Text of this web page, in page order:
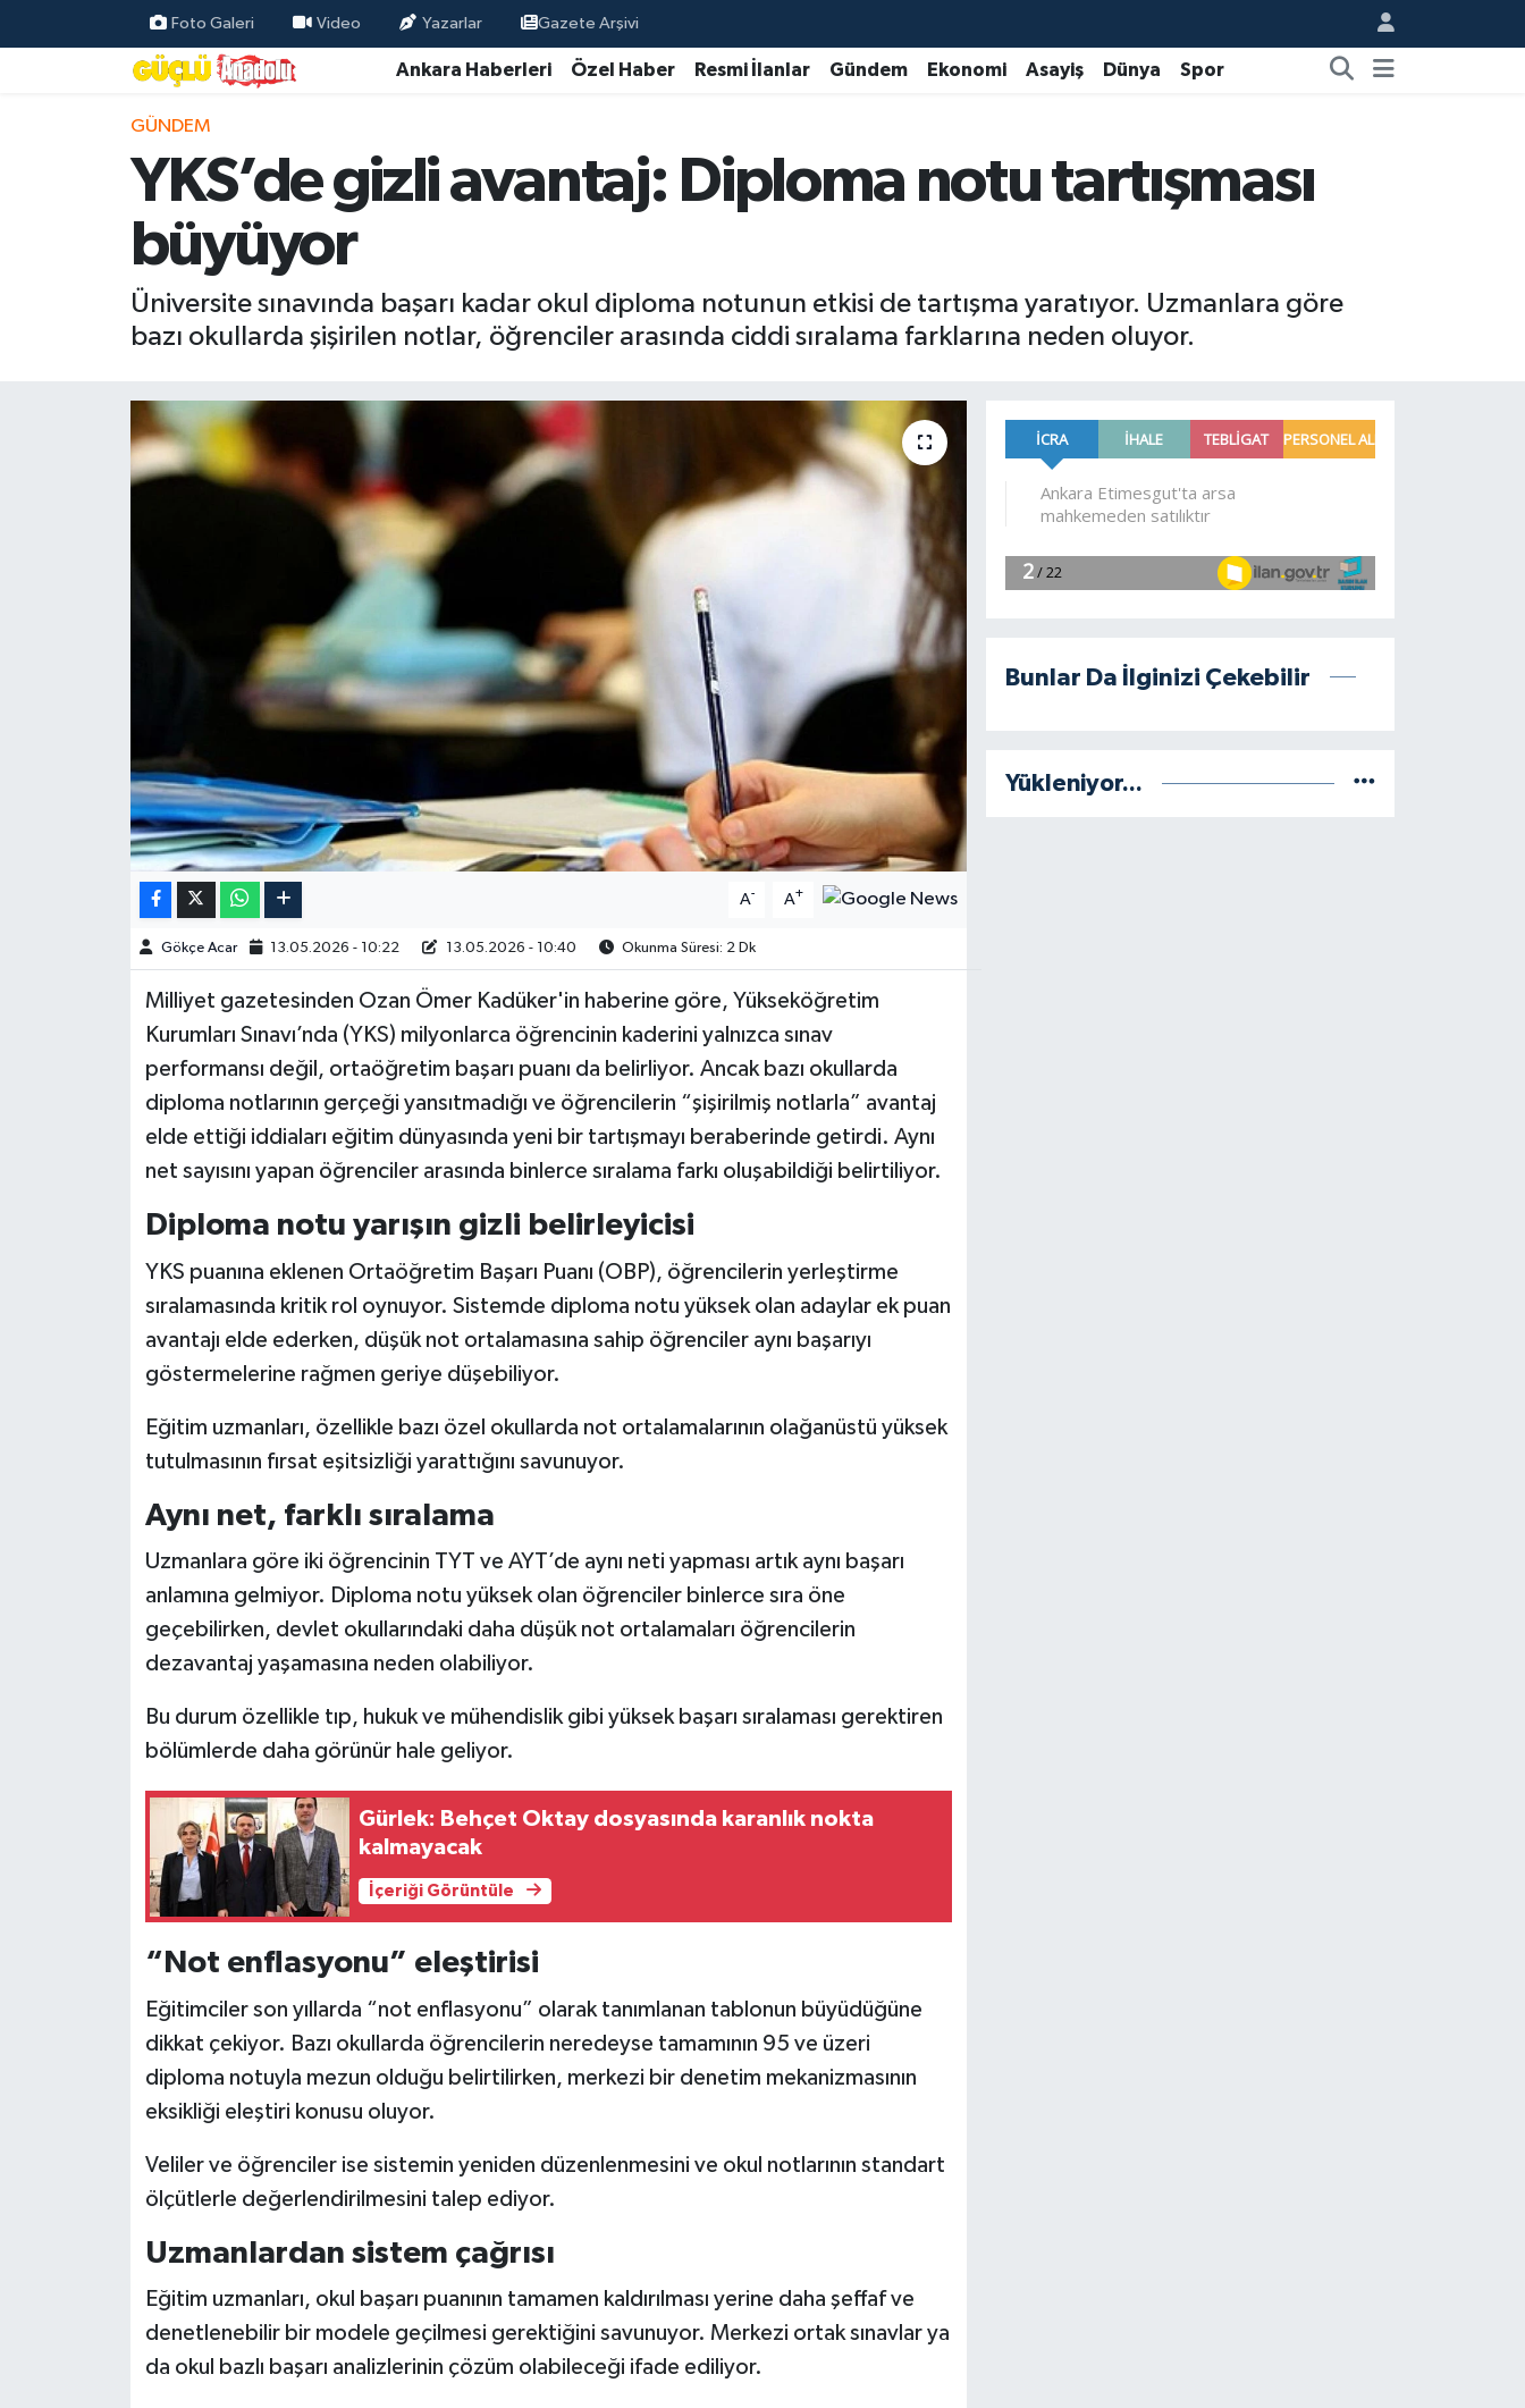
Foto Galeri Video Yazarlar Gazete Arşivi
Ankara Haberleri Özel Haber Resmi İlanlar Gündem Ekonomi Asayiş Dünya Spor
GÜNDEM
YKS’de gizli avantaj: Diploma notu tartışması
büyüyor
Üniversite sınavında başarı kadar okul diploma notunun etkisi de tartışma yaratıyor. Uzmanlara göre
bazı okullarda şişirilen notlar, öğrenciler arasında ciddi sıralama farklarına neden oluyor.
A- A+
Gökçe Acar 13.05.2026 - 10:22 13.05.2026 - 10:40 Okunma Süresi: 2 Dk
Milliyet gazetesinden Ozan Ömer Kadüker'in haberine göre, Yükseköğretim
Kurumları Sınavı’nda (YKS) milyonlarca öğrencinin kaderini yalnızca sınav
performansı değil, ortaöğretim başarı puanı da belirliyor. Ancak bazı okullarda
diploma notlarının gerçeği yansıtmadığı ve öğrencilerin “şişirilmiş notlarla” avantaj
elde ettiği iddiaları eğitim dünyasında yeni bir tartışmayı beraberinde getirdi. Aynı
net sayısını yapan öğrenciler arasında binlerce sıralama farkı oluşabildiği belirtiliyor.
Diploma notu yarışın gizli belirleyicisi
YKS puanına eklenen Ortaöğretim Başarı Puanı (OBP), öğrencilerin yerleştirme
sıralamasında kritik rol oynuyor. Sistemde diploma notu yüksek olan adaylar ek puan
avantajı elde ederken, düşük not ortalamasına sahip öğrenciler aynı başarıyı
göstermelerine rağmen geriye düşebiliyor.
Eğitim uzmanları, özellikle bazı özel okullarda not ortalamalarının olağanüstü yüksek
tutulmasının fırsat eşitsizliği yarattığını savunuyor.
Aynı net, farklı sıralama
Uzmanlara göre iki öğrencinin TYT ve AYT’de aynı neti yapması artık aynı başarı
anlamına gelmiyor. Diploma notu yüksek olan öğrenciler binlerce sıra öne
geçebilirken, devlet okullarındaki daha düşük not ortalamaları öğrencilerin
dezavantaj yaşamasına neden olabiliyor.
Bu durum özellikle tıp, hukuk ve mühendislik gibi yüksek başarı sıralaması gerektiren
bölümlerde daha görünür hale geliyor.
Gürlek: Behçet Oktay dosyasında karanlık nokta
kalmayacak
İçeriği Görüntüle
“Not enflasyonu” eleştirisi
Eğitimciler son yıllarda “not enflasyonu” olarak tanımlanan tablonun büyüdüğüne
dikkat çekiyor. Bazı okullarda öğrencilerin neredeyse tamamının 95 ve üzeri
diploma notuyla mezun olduğu belirtilirken, merkezi bir denetim mekanizmasının
eksikliği eleştiri konusu oluyor.
Veliler ve öğrenciler ise sistemin yeniden düzenlenmesini ve okul notlarının standart
ölçütlerle değerlendirilmesini talep ediyor.
Uzmanlardan sistem çağrısı
Eğitim uzmanları, okul başarı puanının tamamen kaldırılması yerine daha şeffaf ve
denetlenebilir bir modele geçilmesi gerektiğini savunuyor. Merkezi ortak sınavlar ya
da okul bazlı başarı analizlerinin çözüm olabileceği ifade ediliyor.
Bunlar Da İlginizi Çekebilir
Yükleniyor...
Özel Haber
Resmi İlanlar
Ekonomi
Gündem
Magazin
Hava Durumu
Kim kimdir?
Kültür Sanat
Yaşam-Çevre